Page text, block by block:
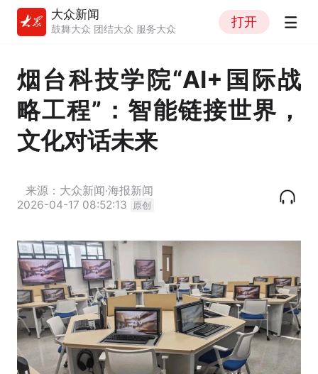
大众新闻
鼓舞大众 团结大众 服务大众
打开
烟台科技学院“AI+国际战
略工程”：智能链接世界，
文化对话未来
来源：大众新闻·海报新闻
2026-04-17 08:52:13
原创